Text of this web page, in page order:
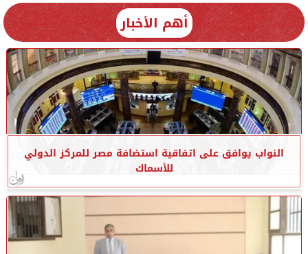
أهم الأخبار
النواب يوافق على اتفاقية استضافة مصر للمركز الدولي
للأسماك